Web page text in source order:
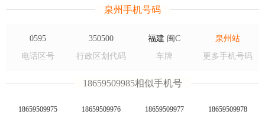
泉州手机号码
0595
电话区号
350500
行政区划代码
福建 闽C
车牌
泉州站
更多手机号码
18659509985相似手机号
18659509975 18659509976 18659509977 18659509978